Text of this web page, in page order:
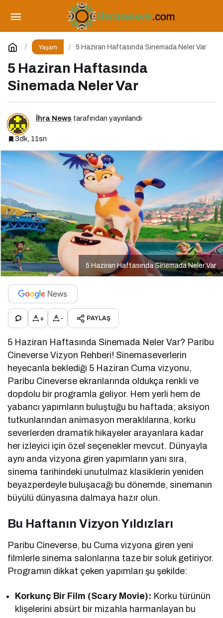
Yaşam 5 Haziran Haftasında Sinemada Neler Var
5 Haziran Haftasında
Sinemada Neler Var
İhra News tarafından yayınlandı
3dk, 11sn
5 Haziran Haftasında Sinemada Neler Var
+ - PAYLAŞ
5 Haziran Haftasında Sinemada Neler Var? Paribu
Cineverse Vizyon Rehberi! Sinemaseverlerin
heyecanla beklediği 5 Haziran Cuma vizyonu,
Paribu Cineverse ekranlarında oldukça renkli ve
dopdolu bir programla geliyor. Hem yerli hem de
yabancı yapımların buluştuğu bu haftada; aksiyon
tutkunlarından animasyon meraklılarına, korku
severlerden dramatik hikayeler arayanlara kadar
her izleyici için özel seçenekler mevcut. Dünyayla
aynı anda vizyona giren yapımların yanı sıra,
sinema tarihindeki unutulmaz klasiklerin yeniden
beyazperdeyle buluşacağı bu dönemde, sinemanın
büyülü dünyasına dalmaya hazır olun.
Bu Haftanın Vizyon Yıldızları
Paribu Cineverse, bu Cuma vizyona giren yeni
filmlerle sinema salonlarına taze bir soluk getiriyor.
Programın dikkat çeken yapımları şu şekilde:
Korkunç Bir Film (Scary Movie): Korku türünün
klişelerini absürt bir mizahla harmanlayan bu
Postprandiyal Oksidatif Stres
Yorum Yap